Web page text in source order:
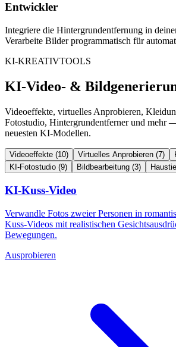
Entwickler
Integriere die Hintergrundentfernung in
Verarbeite Bilder programmatisch für
KI-KREATIVTOOLS
KI-Video- &
Videoeffekte, virtuelles Anprobieren,
Fotostudio, Hintergrundentferner und mehr
neuesten KI-Modellen.
Videoeffekte (10) Virtuelles Anprobieren (7)
KI-Fotostudio (9) Bildbearbeitung (3)
KI-Kuss-Video
Verwandle Fotos zweier Personen in
Kuss-Videos mit realistischen
Bewegungen.
Ausprobieren